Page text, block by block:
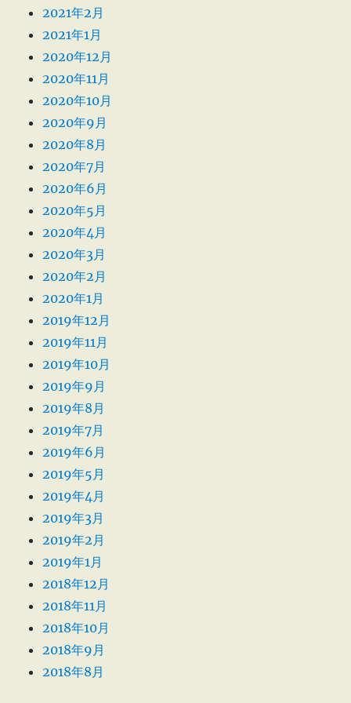
2021年2月
2021年1月
2020年12月
2020年11月
2020年10月
2020年9月
2020年8月
2020年7月
2020年6月
2020年5月
2020年4月
2020年3月
2020年2月
2020年1月
2019年12月
2019年11月
2019年10月
2019年9月
2019年8月
2019年7月
2019年6月
2019年5月
2019年4月
2019年3月
2019年2月
2019年1月
2018年12月
2018年11月
2018年10月
2018年9月
2018年8月